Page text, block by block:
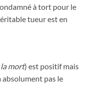
à tort pour le
tueur est en
la mort) est positif mais
absolument pas le